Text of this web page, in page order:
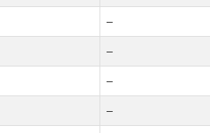
–
–
–
–